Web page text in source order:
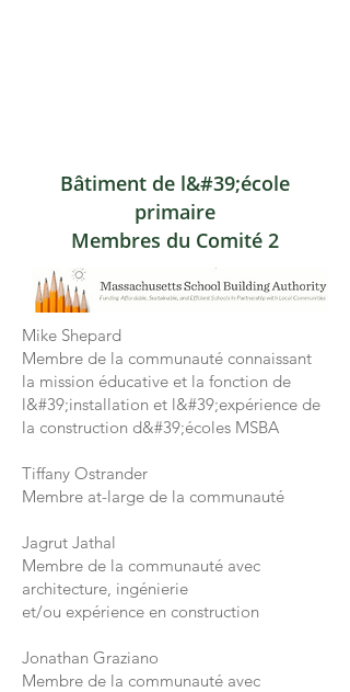
Bâtiment de l&#39;école
primaire
Membres du Comité 2
Mike Shepard
Membre de la communauté connaissant
la mission éducative et la fonction de
l&#39;installation et l&#39;expérience de
la construction d&#39;écoles MSBA
Tiffany Ostrander
Membre at-large de la communauté
Jagrut Jathal
Membre de la communauté avec
architecture, ingénierie
et/ou expérience en construction
Jonathan Graziano
Membre de la communauté avec